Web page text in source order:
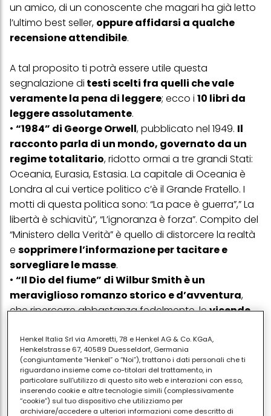
un amico, di un conoscente che magari ha già letto
l’ultimo best seller, oppure affidarsi a qualche
recensione attendibile.
A tal proposito ti potrà essere utile questa
segnalazione di testi scelti fra quelli che vale
veramente la pena di leggere; ecco i 10 libri da
leggere assolutamente.
• “1984” di George Orwell, pubblicato nel 1949. Il
racconto parla di un mondo, governato da un
regime totalitario, ridotto ormai a tre grandi Stati:
Oceania, Eurasia, Estasia. La capitale di Oceania è
Londra al cui vertice politico c’è il Grande Fratello. I
motti di questa politica sono: “La pace è guerra”,” La
libertà è schiavitù”, “L’ignoranza è forza”. Compito del
“Ministero della Verità” è quello di distorcere la realtà
e sopprimere l’informazione per tacitare e
sorvegliare le masse.
• “Il Dio del fiume” di Wilbur Smith è un
meraviglioso romanzo storico e d’avventura,
che ripercorre abbastanza fedelmente, levicende
è incalzante, i personaggi si faranno amare anche
dal lettore più prevenuto, la descrizione dei paesaggi
fatti di dune su cui splende il sole perennemente
idolatrato,ti trascinerà letteralmente in un
mondo magico, affascinante e misterioso
Henkel Italia Srl via Amoretti, 78 e Henkel AG & Co. KGaA,
Henkelstrasse 67, 40589 Duesseldorf, Germania
(congiuntamente “Henkel” o “Noi”), trattano i dati personali che ti
riguardano insieme come co-titolari del trattamento, in
particolare sull'utilizzo di questo sito web e interazioni con esso,
inserendo cookie e altre tecnologie simili (complessivamente
“cookie”) sul tuo dispositivo che utilizziamo per
archiviare/accedere a ulteriori informazioni come descritto di